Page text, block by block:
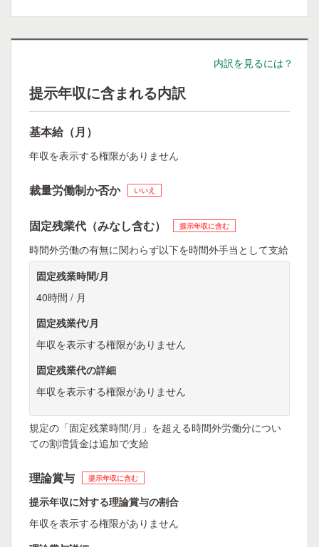
内訳を見るには？
提示年収に含まれる内訳
基本給（月）
年収を表示する権限がありません
裁量労働制か否か いいえ
固定残業代（みなし含む） 提示年収に含む
時間外労働の有無に関わらず以下を時間外手当として支給
固定残業時間/月
40時間 / 月
固定残業代/月
年収を表示する権限がありません
固定残業代の詳細
年収を表示する権限がありません
規定の「固定残業時間/月」を超える時間外労働分につい
ての割増賃金は追加で支給
理論賞与 提示年収に含む
提示年収に対する理論賞与の割合
年収を表示する権限がありません